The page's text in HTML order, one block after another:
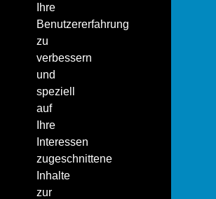
Ihre
Benutzererfahrung
zu
verbessern
und
speziell
auf
Ihre
Interessen
zugeschnittene
Inhalte
zur